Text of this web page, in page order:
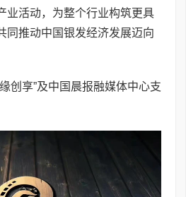
业活动，为整个行业构筑更具
同推动中国银发经济发展迈向
创享”及中国晨报融媒体中心支